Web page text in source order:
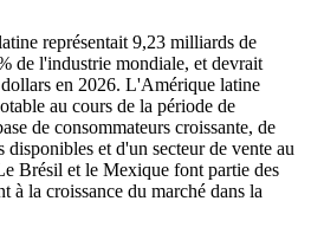
représentait 9,23 milliards de
de l'industrie mondiale, et devrait
en 2026. L'Amérique latine
au cours de la période de
de consommateurs croissante, de
disponibles et d'un secteur de vente au
Brésil et le Mexique font partie des
à la croissance du marché dans la